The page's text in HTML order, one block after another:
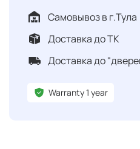
Самовывоз в г.Тула
Доставка до ТК
Доставка до
Warranty 1 year